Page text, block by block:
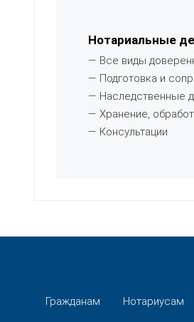
Нотариальные
— Все виды
— Подготовка и
— Наследственные
— Хранение,
— Консультации
Гражданам Нотариусам